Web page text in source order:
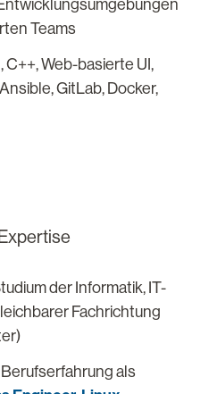
Teams
C++, Web-basierte UI,
GitLab, Docker,
der Informatik, IT-
Fachrichtung
als